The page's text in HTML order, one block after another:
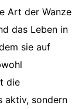
Art der Wanze
das Leben in
sie auf
die
aktiv, sondern